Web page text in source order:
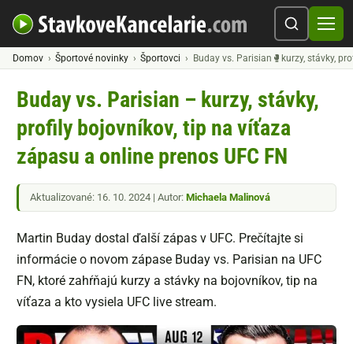
Domov Športové novinky Športovci Buday vs. Parisian🥊kurzy, stávky,
Buday vs. Parisian – kurzy, stávky,
profily bojovníkov, tip na víťaza
zápasu a online prenos UFC FN
Aktualizované: 16. 10. 2024 | Autor: Michaela Malinová
Martin Buday dostal ďalší zápas v UFC. Prečítajte si
informácie o novom zápase Buday vs. Parisian na UFC
FN, ktoré zahŕňajú kurzy a stávky na bojovníkov, tip na
víťaza a kto vysiela UFC live stream.